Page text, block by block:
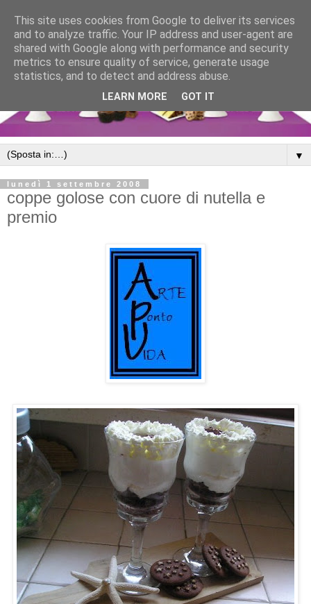
▼
lunedì 1 settembre 2008
coppe golose con cuore di nutella e
premio
This site uses cookies from Google to deliver its services
and to analyze traffic. Your IP address and user-agent are
shared with Google along with performance and security
metrics to ensure quality of service, generate usage
statistics, and to detect and address abuse.
LEARN MORE GOT IT